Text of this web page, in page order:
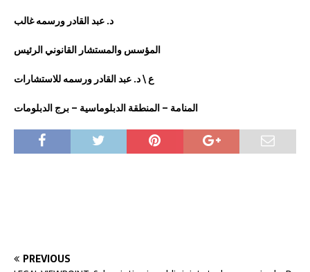
د. عبد القادر ورسمه غالب
المؤسس والمستشار القانوني الرئيس
ع \ د. عبد القادر ورسمه للاستشارات
المنامة – المنطقة الدبلوماسية – برج الدبلومات
PREVIOUS